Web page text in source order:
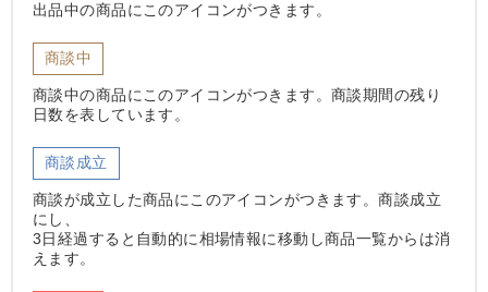
出品中の商品にこのアイコンがつきます。
商談中
商談中の商品にこのアイコンがつきます。商談期間の残り
日数を表しています。
商談成立
商談が成立した商品にこのアイコンがつきます。商談成立
にし、
3日経過すると自動的に相場情報に移動し商品一覧からは消
えます。